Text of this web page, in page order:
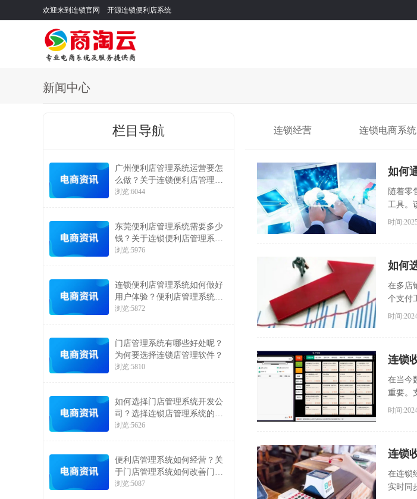
欢迎来到连锁官网 开源连锁便利店系统
新闻中心
栏目导航
广州便利店管理系统运营要怎
么做？关于连锁便利店管理系
统的运营方案介绍
浏览:6044
东莞便利店管理系统需要多少
钱？关于连锁便利店管理系统
的价格问题
浏览:5976
连锁便利店管理系统如何做好
用户体验？便利店管理系统如
何让顾客二次消费
浏览:5872
门店管理系统有哪些好处呢？
为何要选择连锁店管理软件？
浏览:5810
如何选择门店管理系统开发公
司？选择连锁店管理系统的注
意事项
浏览:5626
便利店管理系统如何经营？关
于门店管理系统如何改善门店
经营的介绍
浏览:5087
连锁经营 连锁电商系统
如何
随着零
工具。
时间
如何
在多店
个支付
台。
时间
连锁
在当今
重要。
顾客带
时间
连锁
在连锁
实时同